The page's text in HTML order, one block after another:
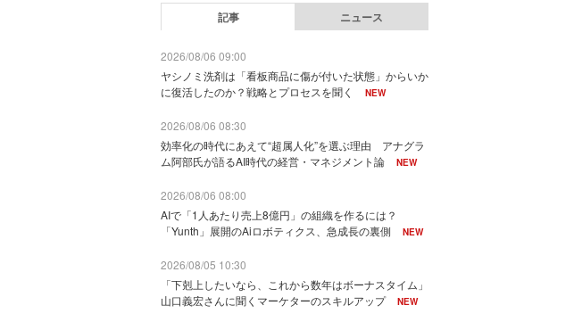
記事 ニュース
2026/08/06 09:00
ヤシノミ洗剤は「看板商品に傷が付いた状態」からいか
に復活したのか？戦略とプロセスを聞く
NEW
2026/08/06 08:30
効率化の時代にあえて“超属人化”を選ぶ理由 アナグラ
ム阿部氏が語るAI時代の経営・マネジメント論
NEW
2026/08/06 08:00
AIで「1人あたり売上8億円」の組織を作るには？
「Yunth」展開のAiロボティクス、急成長の裏側
NEW
2026/08/05 10:30
「下剋上したいなら、これから数年はボーナスタイム」
山口義宏さんに聞くマーケターのスキルアップ
NEW